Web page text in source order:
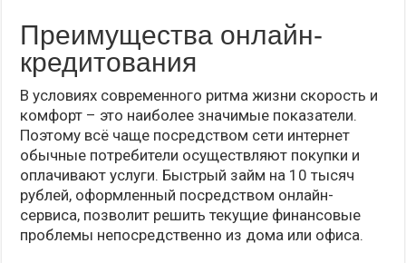
Преимущества онлайн-
кредитования
В условиях современного ритма жизни скорость и
комфорт – это наиболее значимые показатели.
Поэтому всё чаще посредством сети интернет
обычные потребители осуществляют покупки и
оплачивают услуги. Быстрый займ на 10 тысяч
рублей, оформленный посредством онлайн-
сервиса, позволит решить текущие финансовые
проблемы непосредственно из дома или офиса.